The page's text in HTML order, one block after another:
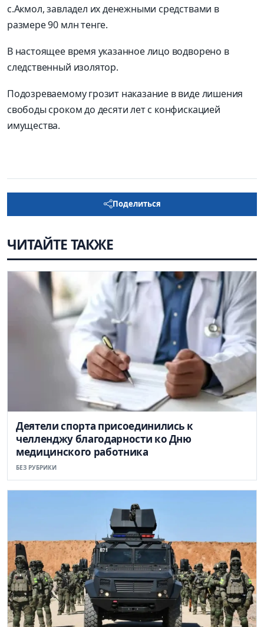
с.Акмол, завладел их денежными средствами в
размере90 млнтенге.
В настоящее время указанное лицо водворено в
следственный изолятор.
Подозреваемому грозит наказание в виде лишения
свободы сроком до десяти лет с конфискацией
имущества.
Поделиться
ЧИТАЙТЕ ТАКЖЕ
Деятели спорта присоединились к
челленджу благодарности ко Дню
медицинского работника
БЕЗ РУБРИКИ